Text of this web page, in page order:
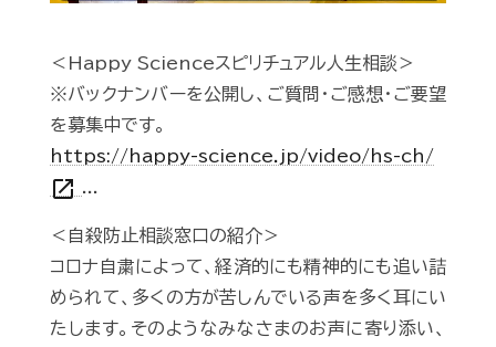
＜Happy Scienceスピリチュアル人生相談＞
※バックナンバーを公開し、ご質問・ご感想・ご要望
を募集中です。
https://happy-science.jp/video/hs-ch/
open_in_new ...
＜自殺防止相談窓口の紹介＞
コロナ自粛によって、経済的にも精神的にも追い詰
められて、多くの方が苦しんでいる声を多く耳にい
たします。そのようなみなさまのお声に寄り添い、